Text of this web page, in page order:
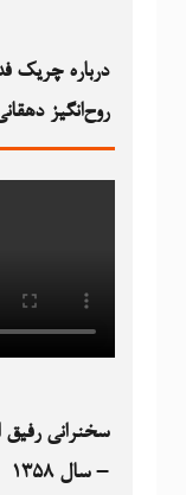
درباره چریک
روح‌انگیز
سخنرانی رفیق
– سال ۱۳۵۸